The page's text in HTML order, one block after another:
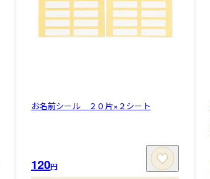
お名前シール ２０片×２シート
120円